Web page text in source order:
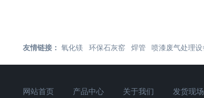
友情链接： 氧化镁 环保石灰窑 焊管 喷漆废气处理设
网站首页 产品中心 关于我们 发货现场